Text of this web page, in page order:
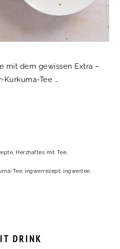
mit dem gewissen Extra –
Tee …
Herzhaftes mit Tee
Tee ,ingwerrezept ,ingwertee
DRINK